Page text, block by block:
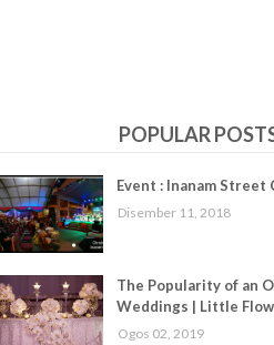
POPULAR
Event : Inanam Street
Disember 11, 2018
The Popularity of an
Weddings | Little
Ogos 02, 2019